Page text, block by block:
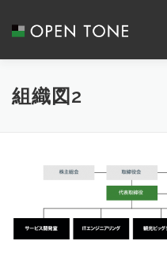
ABOUT US
COMPANY ACCESS
組織図2